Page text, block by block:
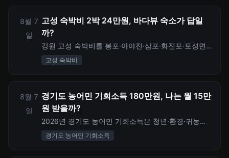
8월 7
일
고성 숙박비 2박 24만원, 바다뷰 숙소가 답일
까?
강원 고성 숙박비를 봉포·아야진·삼포·화진포·토성면
위치별로 비교하고 2박 3일 숙소 예산과 숙박세일 페
스타 할인까지 계산합니다.
고성 숙박비
8월 7
일
경기도 농어민 기회소득 180만원, 나는 월 15만
원 받을까?
2026년 경기도 농어민 기회소득은 청년·환경·귀농어
민 월 15만원, 일반 농어민 월 5만원을 지역화폐로 지
급합니다. 신청 자격, 지급액, 사용기한, 탈락하기 쉬운
조건을 정리했습니다.
경기도 농어민 기회소득